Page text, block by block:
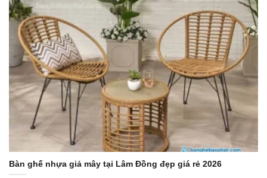
Bàn ghế nhựa giả mây tại Lâm Đồng đẹp giá rẻ 2026